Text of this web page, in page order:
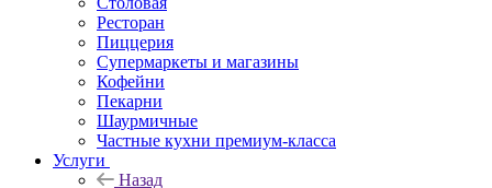
Ресторан
Пиццерия
Супермаркеты и магазины
Кофейни
Пекарни
Шаурмичные
Частные кухни премиум-класса
Услуги
Назад